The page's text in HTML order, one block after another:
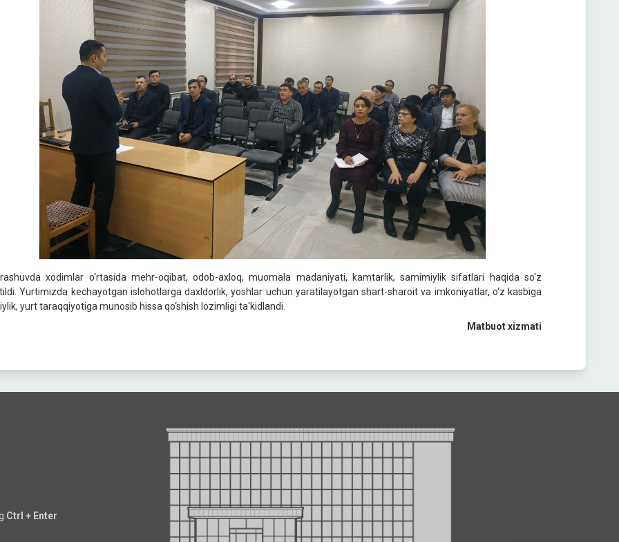
xodimlar o‘rtasida mehr-oqibat, odob-axloq, muomala madaniyati, kamtarlik, samimiylik sifatlari haqida so‘z
Yurtimizda kechayotgan islohotlarga daxldorlik, yoshlar uchun yaratilayotgan shart-sharoit va imkoniyatlar, o‘z kasbiga
yurt taraqqiyotiga munosib hissa qo‘shish lozimligi ta'kidlandi.
Matbuot xizmati
Ctrl + Enter